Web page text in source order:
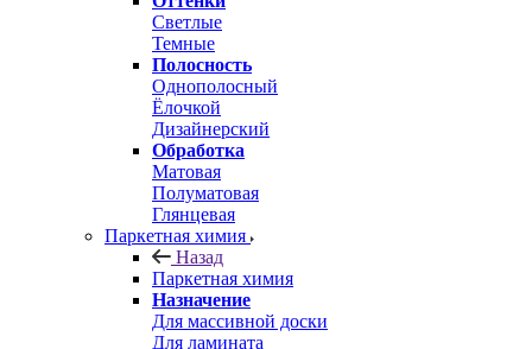
Светлые
Темные
Полосность
Однополосный
Ёлочкой
Дизайнерский
Обработка
Матовая
Полуматовая
Глянцевая
Паркетная химия
Назад
Паркетная химия
Назначение
Для массивной доски
Для ламината